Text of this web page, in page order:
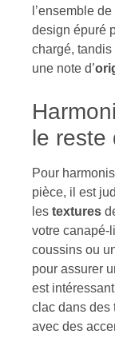
l’ensemble
design épuré
chargé, tandis
une note d’
le
Pour
pièce, il est
les textures
votre canapé-
coussins ou
pour assurer
est
clac dans des
avec des